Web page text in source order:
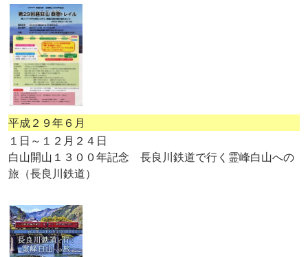
平成２９年６月
１日～１２月２４日
白山開山１３００年記念 長良川鉄道で行く霊峰白山への
旅（長良川鉄道）